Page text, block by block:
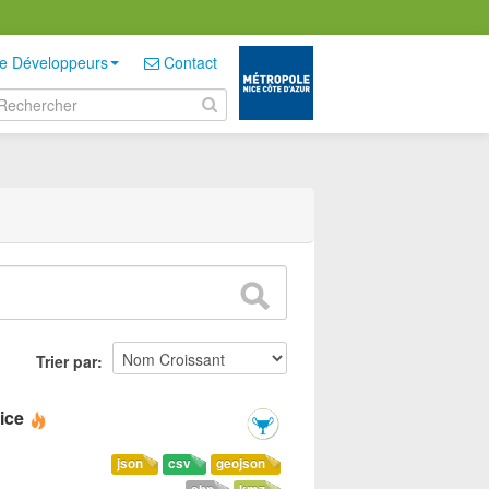
Développeurs Contact
Trier par
geojson
csv
json